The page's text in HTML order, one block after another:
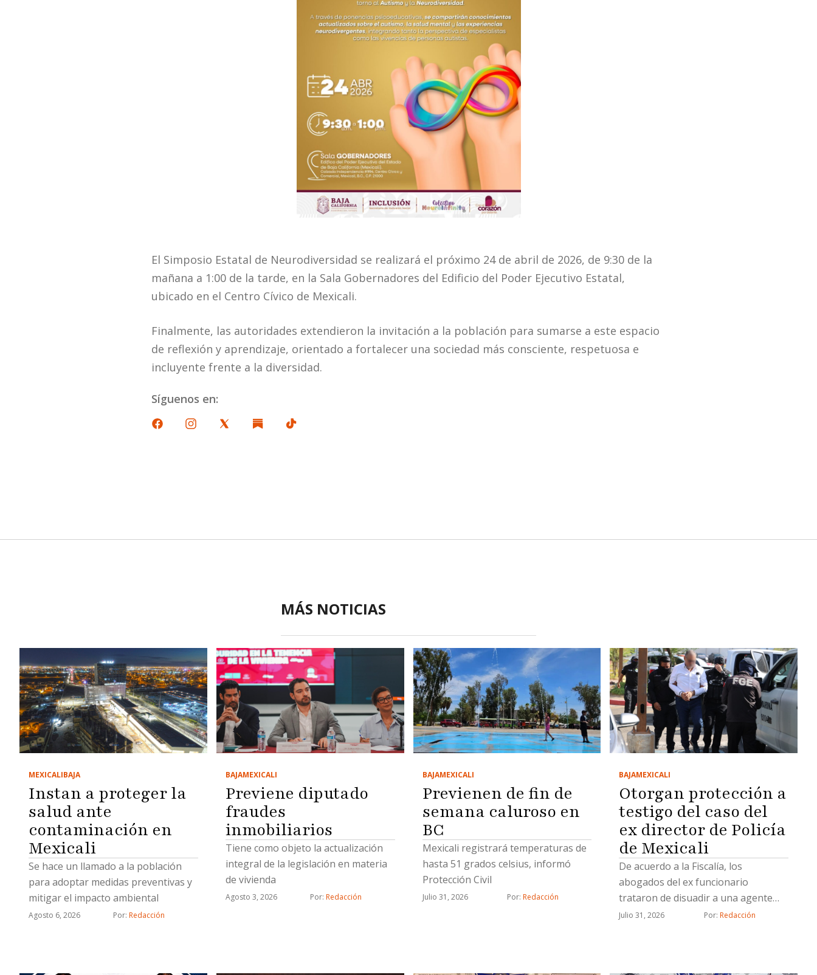
El Simposio Estatal de Neurodiversidad se realizará el próximo 24 de abril de 2026, de 9:30 de la
mañana a 1:00 de la tarde, en la Sala Gobernadores del Edificio del Poder Ejecutivo Estatal,
ubicado en el Centro Cívico de Mexicali.
Finalmente, las autoridades extendieron la invitación a la población para sumarse a este espacio
de reflexión y aprendizaje, orientado a fortalecer una sociedad más consciente, respetuosa e
incluyente frente a la diversidad.
Síguenos en:
MÁS NOTICIAS
MEXICALIBAJA
Instan a proteger la
salud ante
contaminación en
Mexicali
Se hace un llamado a la población
para adoptar medidas preventivas y
mitigar el impacto ambiental
Agosto 6, 2026 Por: Redacción
BAJAMEXICALI
Previene diputado
fraudes
inmobiliarios
Tiene como objeto la actualización
integral de la legislación en materia
de vivienda
Agosto 3, 2026 Por: Redacción
BAJAMEXICALI
Previenen de fin de
semana caluroso en
BC
Mexicali registrará temperaturas de
hasta 51 grados celsius, informó
Protección Civil
Julio 31, 2026 Por: Redacción
BAJAMEXICALI
Otorgan protección a
testigo del caso del
ex director de Policía
de Mexicali
De acuerdo a la Fiscalía, los
abogados del ex funcionario
trataron de disuadir a una agente
para que no se presentara a declarar
Julio 31, 2026 Por: Redacción